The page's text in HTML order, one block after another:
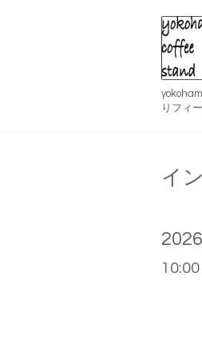
りフィ
イ
2026
10:00